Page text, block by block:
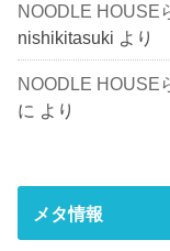
NOODLE HOUSE
nishikitasuki より
NOODLE HOUSE
に より
メタ情報